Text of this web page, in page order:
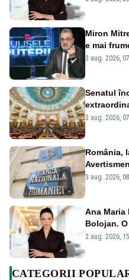
Miron
e mai
țipă mai
3 aug. 2026,
Senatul
jaloane din
3 aug. 2026,
România,
pentru
3 aug. 2026,
Ana Maria
Bolojan.
emisiunii
2 aug. 2026,
CATEGORII